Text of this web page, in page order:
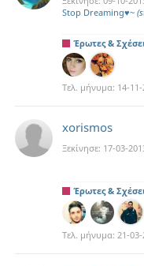
Stop Dreaming♥~
Έρωτες &
Τελ. μήνυμα: 14-
xorismos
Ξεκίνησε: 17-03-
Έρωτες &
Τελ. μήνυμα: 21-